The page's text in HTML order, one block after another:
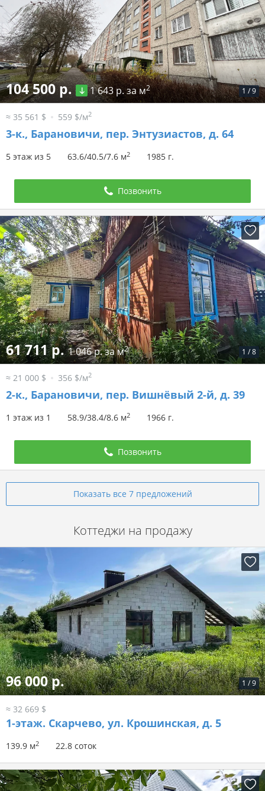
1 /9
104 500 р. 1 643 р. за м2
≈ 35 561 $ 559 $/м2
3-к., Барановичи, пер. Энтузиастов, д. 64
5 этаж из 5 63.6/40.5/7.6 м2 1985 г.
Позвонить
1 /8
61 711 р.1 046 р. за м2
≈ 21 000 $ 356 $/м2
2-к., Барановичи, пер. Вишнёвый 2-й, д. 39
1 этаж из 1 58.9/38.4/8.6 м2 1966 г.
Позвонить
Показать все 7 предложений
Коттеджи на продажу
1 /9
96 000 р.
≈ 32 669 $
1-этаж. Скарчево, ул. Крошинская, д. 5
139.9 м2 22.8 соток